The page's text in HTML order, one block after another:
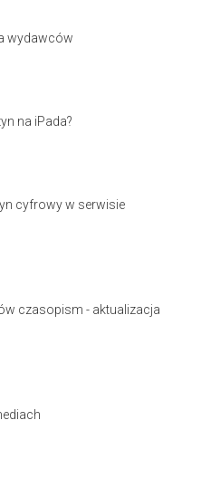
wydawców
na iPada?
cyfrowy w serwisie
czasopism - aktualizacja